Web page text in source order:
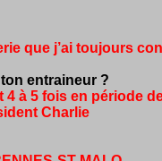
que j’ai toujours
entraineur ?
4 à 5 fois en période
Charlie